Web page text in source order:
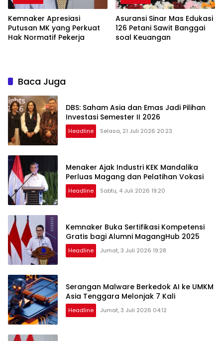
Kemnaker Apresiasi
Putusan MK yang Perkuat
Hak Normatif Pekerja
Asuransi Sinar Mas Edukasi
126 Petani Sawit Banggai
soal Keuangan
Baca Juga
DBS: Saham Asia dan Emas Jadi Pilihan
Investasi Semester II 2026
Headline Selasa, 21 Juli 2026 20:23
Menaker Ajak Industri KEK Mandalika
Perluas Magang dan Pelatihan Vokasi
Headline Sabtu, 4 Juli 2026 19:20
Kemnaker Buka Sertifikasi Kompetensi
Gratis bagi Alumni MagangHub 2025
Headline Jumat, 3 Juli 2026 19:28
Serangan Malware Berkedok AI ke UMKM
Asia Tenggara Melonjak 7 Kali
Headline Jumat, 3 Juli 2026 04:12